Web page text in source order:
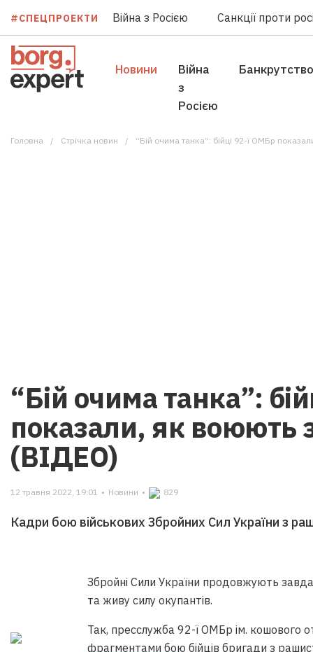
#СПЕЦПРОЕКТИ Війна з Росією Санкції проти
Новини
Війна
з
Росією
Банкрутство
Головна Стрічка новин “Бій очима танка”: бійці 92-ї ОМБр
“Бій очима танка”:
показали, як воюють
(ВІДЕО)
12 травня 2022, 19:01 • Новини • 829
Кадри бою військових Збройних Сил України з
Збройні Сили України продовжують
та живу силу окупантів.
Так, пресслужба 92-ї ОМБр ім. кошового
фрагментами бою бійців бригади з